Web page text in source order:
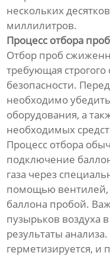
нескольких
миллилитров.
Процесс отбора проб
Отбор проб
требующая
безопасности.
необходимо
оборудования, а
необходимых
Процесс отбора
подключение
газа через
помощью вентилей,
баллона пробой.
пузырьков воздуха
результаты
герметизируется, и